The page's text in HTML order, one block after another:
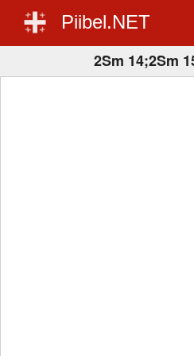
Piibel.NET
2Sm 14;2Sm